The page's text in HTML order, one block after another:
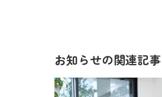
お知らせの関連記事